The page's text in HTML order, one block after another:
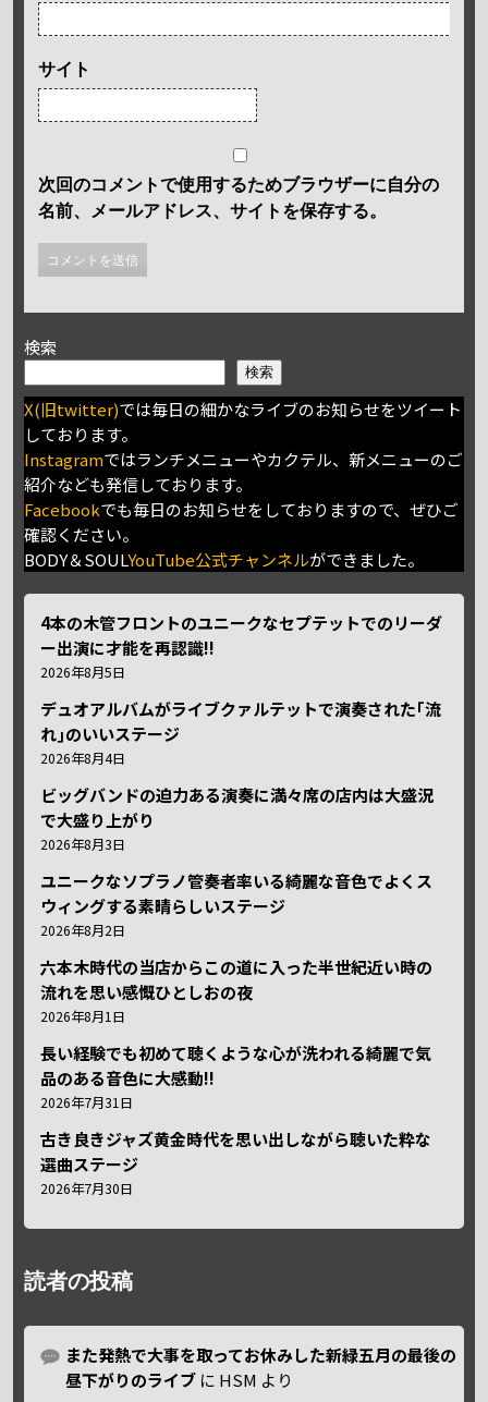
サイト
次回のコメントで使用するためブラウザーに自分の
名前、メールアドレス、サイトを保存する。
検索
検索
X(旧twitter)では毎日の細かなライブのお知らせをツイート
しております。
Instagramではランチメニューやカクテル、新メニューのご
紹介なども発信しております。
Facebookでも毎日のお知らせをしておりますので、ぜひご
確認ください。
BODY＆SOULYouTube公式チャンネルができました。
4本の木管フロントのユニークなセプテットでのリーダ
ー出演に才能を再認識!!
2026年8月5日
デュオアルバムがライブクァルテットで演奏された｢流
れ｣のいいステージ
2026年8月4日
ビッグバンドの迫力ある演奏に満々席の店内は大盛況
で大盛り上がり
2026年8月3日
ユニークなソプラノ管奏者率いる綺麗な音色でよくス
ウィングする素晴らしいステージ
2026年8月2日
六本木時代の当店からこの道に入った半世紀近い時の
流れを思い感慨ひとしおの夜
2026年8月1日
長い経験でも初めて聴くような心が洗われる綺麗で気
品のある音色に大感動!!
2026年7月31日
古き良きジャズ黄金時代を思い出しながら聴いた粋な
選曲ステージ
2026年7月30日
読者の投稿
また発熱で大事を取ってお休みした新緑五月の最後の
昼下がりのライブ に HSM より